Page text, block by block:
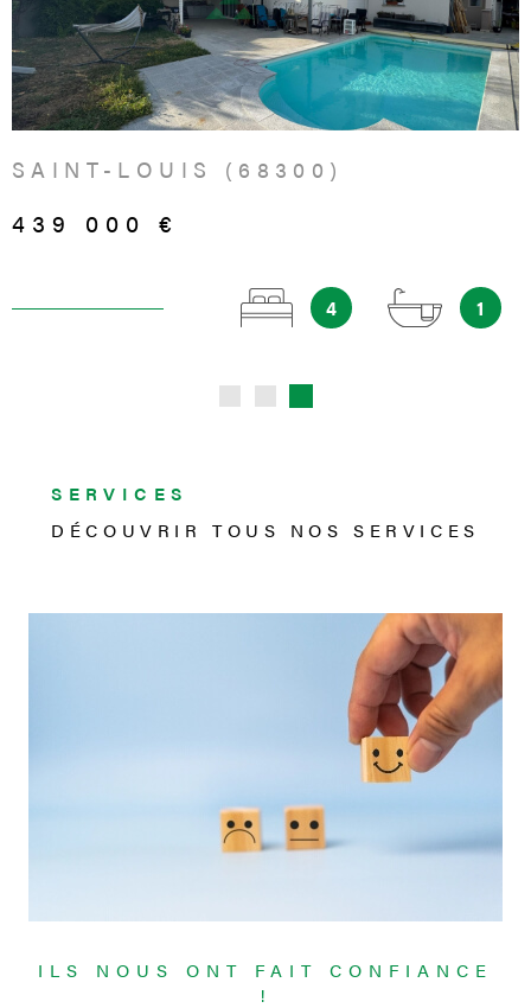
VOIR LE BIEN
SAINT-LOUIS (68300)
439 000 €
4 1
SERVICES
DÉCOUVRIR TOUS NOSSERVICES
ILS NOUS ONT FAIT CONFIANCE
!